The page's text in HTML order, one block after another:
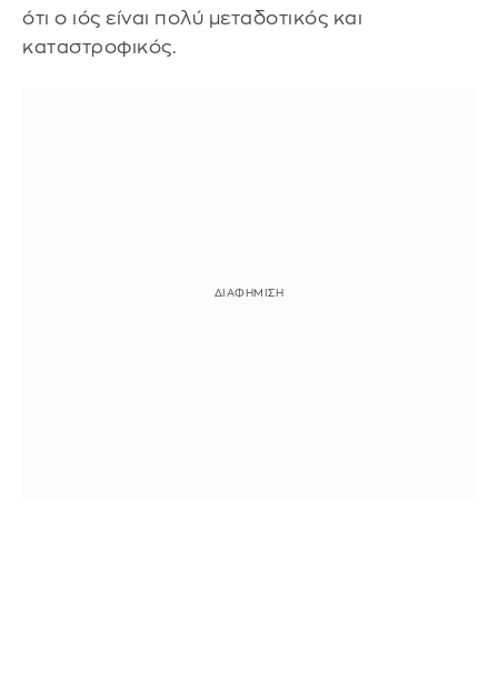
ότι ο ιός είναι πολύ μεταδοτικός και
καταστροφικός.